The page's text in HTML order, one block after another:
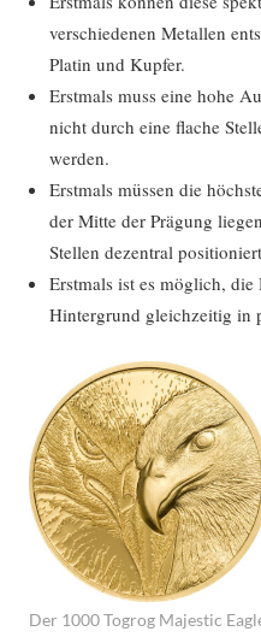
verschiedenen Metallen
Platin und Kupfer.
Erstmals muss eine hohe
nicht durch eine flache
werden.
Erstmals müssen die
der Mitte der Prägung
Stellen dezentral
Erstmals ist es möglich,
Hintergrund gleichzeitig in
Der 1000 Togrog Majestic